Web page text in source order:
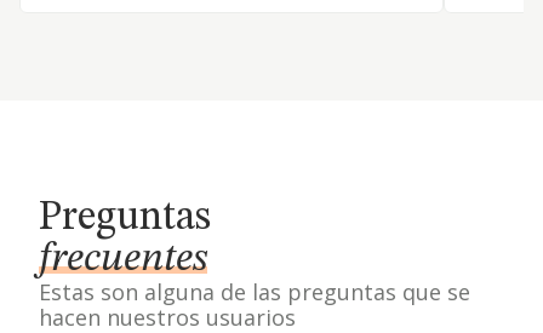
Preguntas
frecuentes
Estas son alguna de las preguntas que se
hacen nuestros usuarios